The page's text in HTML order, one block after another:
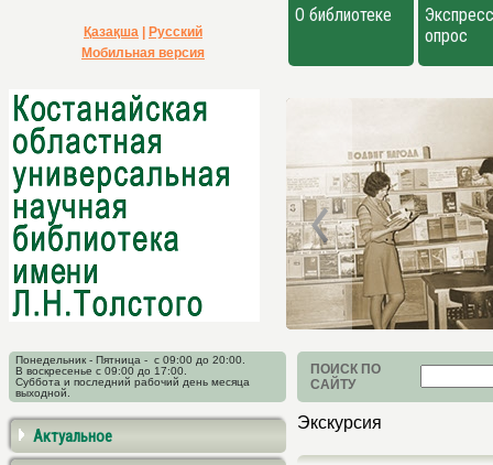
Қазақша
Русский
Мобильная версия
О библиотеке
опрос
Понедельник - Пятница - с 09:00 до 20:00.
В воскресенье с 09:00 до 17:00.
Суббота и последний рабочий день месяца
выходной.
ПОИСК ПО
САЙТУ
Актуальное
Экскурсия